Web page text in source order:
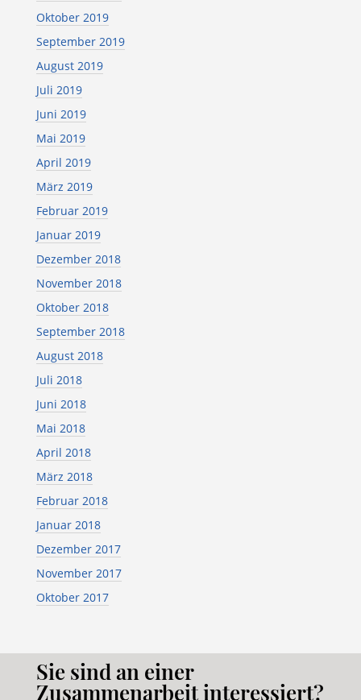
Oktober 2019
September 2019
August 2019
Juli 2019
Juni 2019
Mai 2019
April 2019
März 2019
Februar 2019
Januar 2019
Dezember 2018
November 2018
Oktober 2018
September 2018
August 2018
Juli 2018
Juni 2018
Mai 2018
April 2018
März 2018
Februar 2018
Januar 2018
Dezember 2017
November 2017
Oktober 2017
Sie sind an einer
Zusammenarbeit interessiert?